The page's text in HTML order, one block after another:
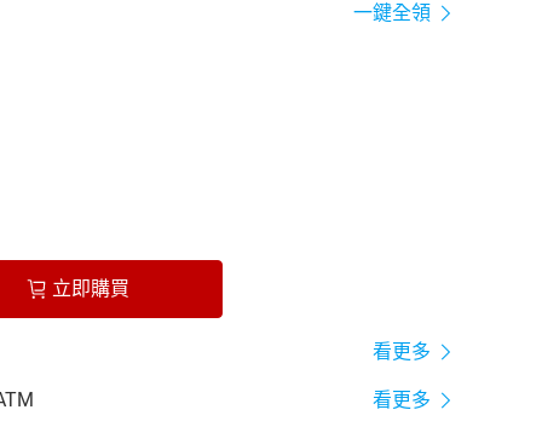
一鍵全領
立即購買
看更多
看更多